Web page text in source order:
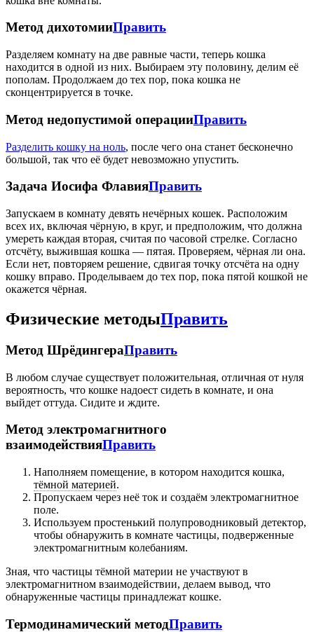
Метод дихотомииПравить
Разделяем комнату на две равные части, теперь кошка
находится в одной из них. Выбираем эту половину, делим её
пополам. Продолжаем до тех пор, пока кошка не
сконцентрируется в точке.
Метод недопустимой операцииПравить
Разделить кошку на ноль, после чего она станет бесконечно
большой, так что её будет невозможно упустить.
Задача Иосифа ФлавияПравить
Запускаем в комнату девять нечёрных кошек. Расположим
всех их, включая чёрную, в круг, и предположим, что должна
умереть каждая вторая, считая по часовой стрелке. Согласно
отсчёту, выжившая кошка — пятая. Проверяем, чёрная ли она.
Если нет, повторяем решение, сдвигая точку отсчёта на одну
кошку вправо. Проделываем до тех пор, пока пятой кошкой не
окажется чёрная.
Физические методыПравить
Метод ШрёдингераПравить
В любом случае существует положительная, отличная от нуля
вероятность, что кошке надоест сидеть в комнате, и она
выйдет оттуда. Сидите и ждите.
Метод электромагнитного
взаимодействияПравить
Наполняем помещение, в котором находится кошка,
тёмной материей.
Пропускаем через неё ток и создаём электромагнитное
поле.
Используем простенький полупроводниковый детектор,
чтобы обнаружить в комнате частицы, подверженные
электромагнитным колебаниям.
Зная, что частицы тёмной материи не участвуют в
электромагнитном взаимодействии, делаем вывод, что
обнаруженные частицы принадлежат кошке.
Термодинамический методПравить